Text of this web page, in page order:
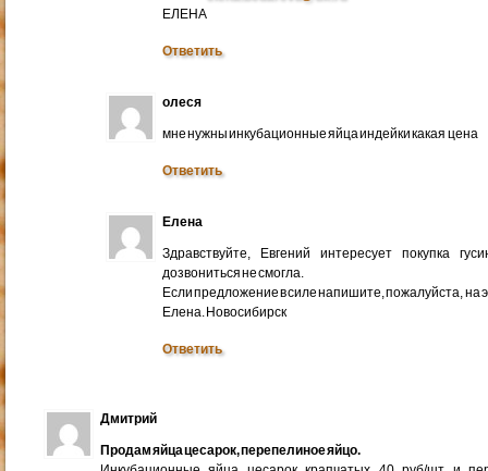
ЕЛЕНА
Ответить
олеся
мне нужны инкубационные яйца индейки какая цена
Ответить
Елена
Здравствуйте, Евгений интересует покупка
дозвониться не смогла.
Если предложение в силе напишите, пожалуйста, на
Елена. Новосибирск
Ответить
Дмитрий
Продам яйца цесарок, перепелиное яйцо.